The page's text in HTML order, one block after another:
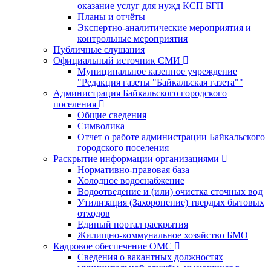
оказание услуг для нужд КСП БГП
Планы и отчёты
Экспертно-аналитические мероприятия и
контрольные мероприятия
Публичные слушания
Официальный источник СМИ
Муниципальное казенное учреждение
"Редакция газеты "Байкальская газета""
Администрация Байкальского городского
поселения
Общие сведения
Символика
Отчет о работе администрации Байкальского
городского поселения
Раскрытие информации организациями
Нормативно-правовая база
Холодное водоснабжение
Водоотведение и (или) очистка сточных вод
Утилизация (Захоронение) твердых бытовых
отходов
Единый портал раскрытия
Жилищно-коммунальное хозяйство БМО
Кадровое обеспечение ОМС
Сведения о вакантных должностях